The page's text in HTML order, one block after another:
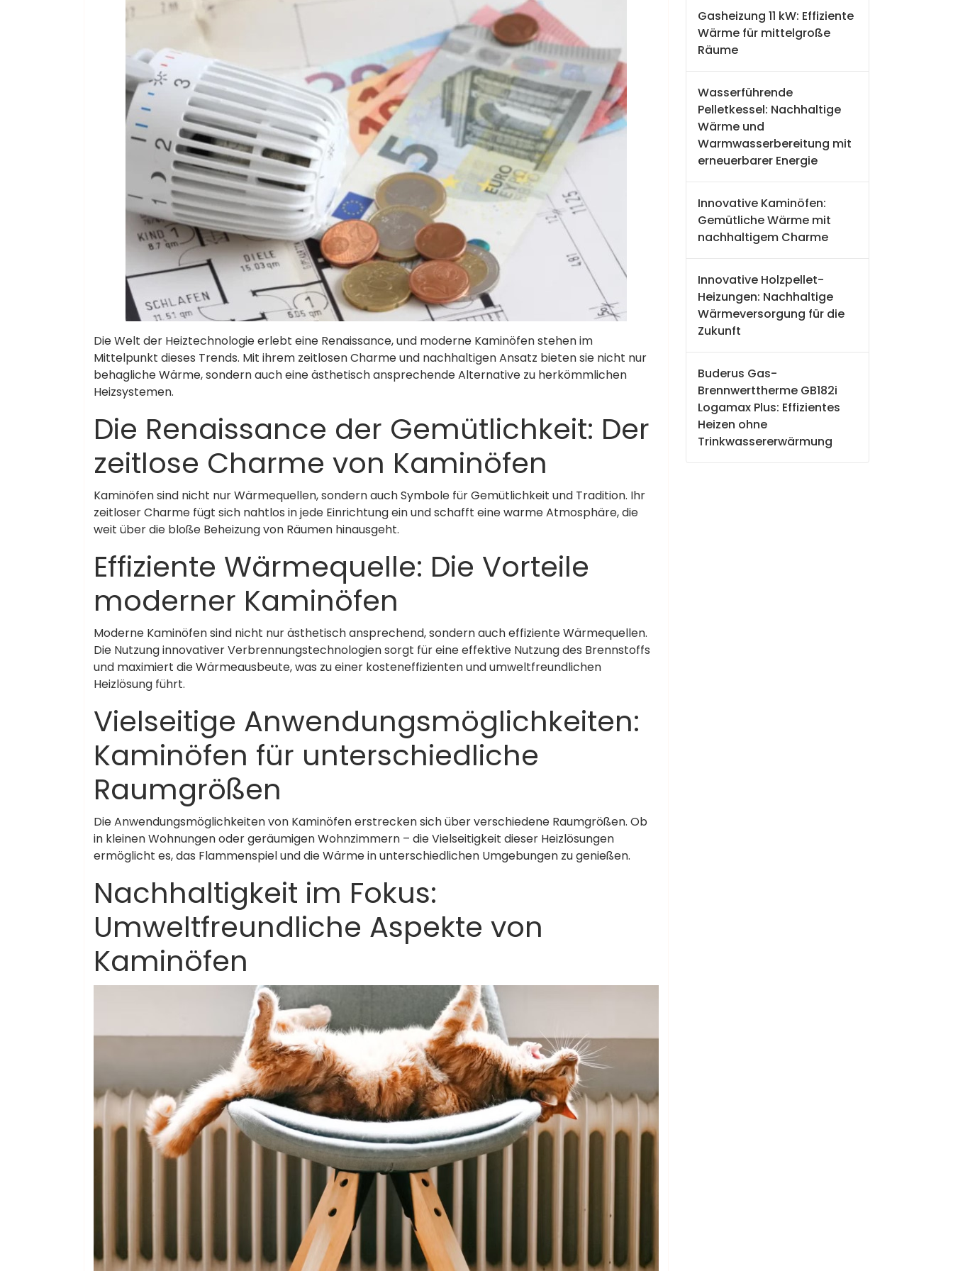
Die Welt der Heiztechnologie erlebt eine Renaissance, und moderne Kaminöfen stehen im
Mittelpunkt dieses Trends. Mit ihrem zeitlosen Charme und nachhaltigen Ansatz bieten sie nicht nur
behagliche Wärme, sondern auch eine ästhetisch ansprechende Alternative zu herkömmlichen
Heizsystemen.
Die Renaissance der Gemütlichkeit: Der
zeitlose Charme von Kaminöfen
Kaminöfen sind nicht nur Wärmequellen, sondern auch Symbole für Gemütlichkeit und Tradition. Ihr
zeitloser Charme fügt sich nahtlos in jede Einrichtung ein und schafft eine warme Atmosphäre, die
weit über die bloße Beheizung von Räumen hinausgeht.
Effiziente Wärmequelle: Die Vorteile
moderner Kaminöfen
Moderne Kaminöfen sind nicht nur ästhetisch ansprechend, sondern auch effiziente Wärmequellen.
Die Nutzung innovativer Verbrennungstechnologien sorgt für eine effektive Nutzung des Brennstoffs
und maximiert die Wärmeausbeute, was zu einer kosteneffizienten und umweltfreundlichen
Heizlösung führt.
Vielseitige Anwendungsmöglichkeiten:
Kaminöfen für unterschiedliche
Raumgrößen
Die Anwendungsmöglichkeiten von Kaminöfen erstrecken sich über verschiedene Raumgrößen. Ob
in kleinen Wohnungen oder geräumigen Wohnzimmern – die Vielseitigkeit dieser Heizlösungen
ermöglicht es, das Flammenspiel und die Wärme in unterschiedlichen Umgebungen zu genießen.
Nachhaltigkeit im Fokus:
Umweltfreundliche Aspekte von
Kaminöfen
Gasheizung 11 kW: Effiziente
Wärme für mittelgroße
Räume
Wasserführende
Pelletkessel: Nachhaltige
Wärme und
Warmwasserbereitung mit
erneuerbarer Energie
Innovative Kaminöfen:
Gemütliche Wärme mit
nachhaltigem Charme
Innovative Holzpellet-
Heizungen: Nachhaltige
Wärmeversorgung für die
Zukunft
Buderus Gas-
Brennwerttherme GB182i
Logamax Plus: Effizientes
Heizen ohne
Trinkwassererwärmung